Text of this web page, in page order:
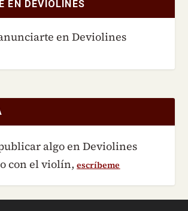
EN DEVIOLINES
en Deviolines
algo en Deviolines
con el violín,escríbeme